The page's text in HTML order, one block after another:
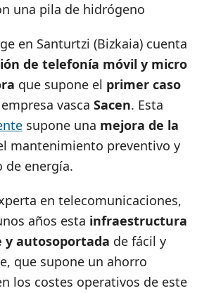
una pila de hidrógeno
en Santurtzi (Bizkaia) cuenta
de telefonía móvil y micro
que supone el primer caso
vasca Sacen. Esta
supone una mejora de la
mantenimiento preventivo y
de energía.
en telecomunicaciones,
años esta infraestructura
autosoportada de fácil y
que supone un ahorro
los costes operativos de este